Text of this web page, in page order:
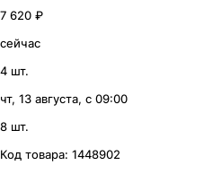
7 620 ₽
сейчас
4 шт.
чт, 13 августа, с 09:00
8 шт.
Код товара: 1448902